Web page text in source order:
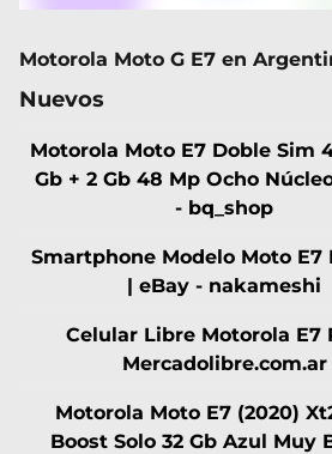
Motorola Moto G E7 en
Nuevos
Motorola Moto E7 Doble Sim
Gb + 2 Gb 48 Mp Ocho
- bq_shop
Smartphone Modelo Moto E7
| eBay - nakameshi
Celular Libre Motorola E7
Mercadolibre.com.ar
Motorola Moto E7 (2020)
Boost Solo 32 Gb Azul Muy